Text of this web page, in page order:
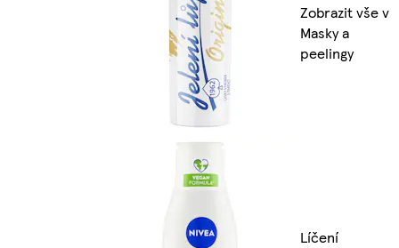
Zobrazit vše v
Masky a
peelingy
Líčení